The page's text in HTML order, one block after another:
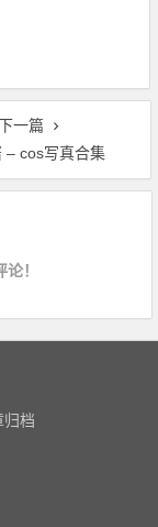
一篇
– cos写真合集
！
档